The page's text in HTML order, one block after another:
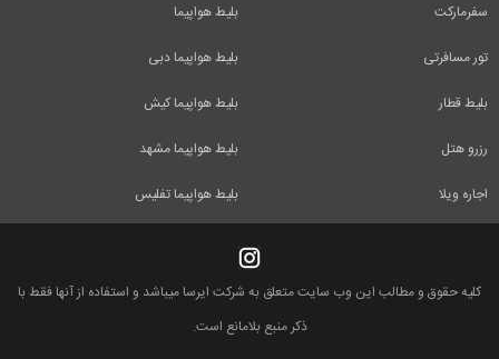
بلیط هواپیما
بلیط هواپیما دبی
بلیط هواپیما کیش
بلیط هواپیما مشهد
بلیط هواپیما تفلیس
سفرمارکت
تور مسافرتی
بلیط قطار
رزرو هتل
اجاره ویلا
کلیه حقوق و مطالب این وب سایت متعلق به شرکت ایرسا میباشد و استفاده از آنها فقط با
ذکر منبع بلامانع است.